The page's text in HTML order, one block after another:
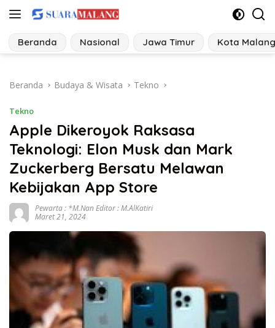
Langsung
konten
Beranda Nasional Jawa Timur Kota Malang
Beranda Budaya & Wisata Tekno
Tekno
Apple Dikeroyok Raksasa
Teknologi: Elon Musk dan Mark
Zuckerberg Bersatu Melawan
Kebijakan App Store
Pewarta : *M.Nan Editor : M.AlKatiri
Maret 21, 2024